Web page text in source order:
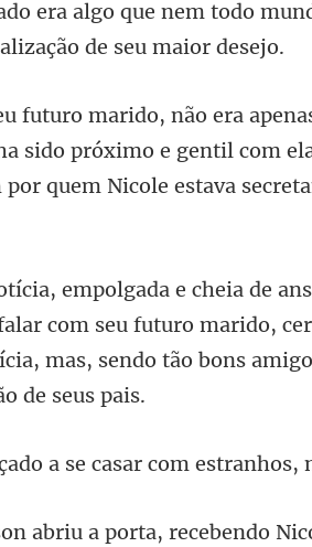
todo
sido próximo e gentil com
com seu futuro marido,
m
a se casar c